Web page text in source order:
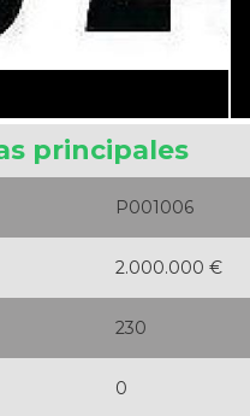
principales
P001006
2.000.000 €
230
0